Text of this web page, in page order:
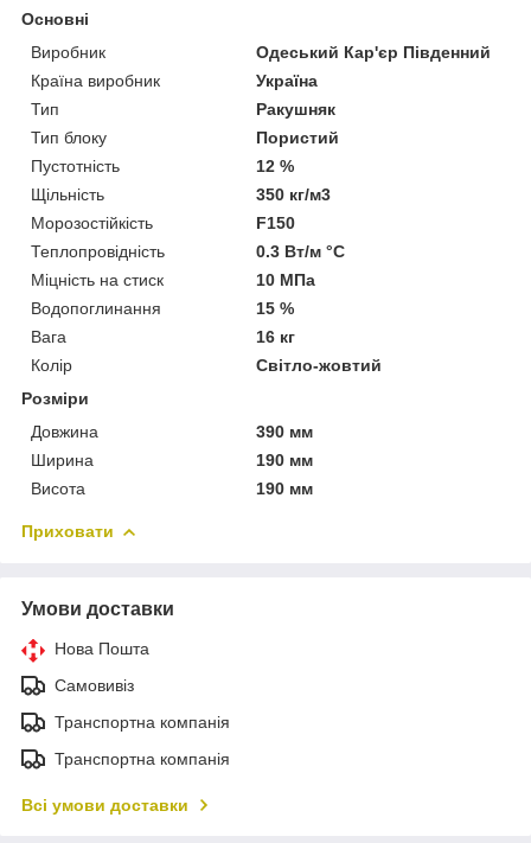
Основні
Виробник
Одеський Кар'єр Південний
Країна виробник
Україна
Тип
Ракушняк
Тип блоку
Пористий
Пустотність
12 %
Щільність
350 кг/м3
Морозостійкість
F150
Теплопровідність
0.3 Вт/м °С
Міцність на стиск
10 МПа
Водопоглинання
15 %
Вага
16 кг
Колір
Світло-жовтий
Розміри
Довжина
390 мм
Ширина
190 мм
Висота
190 мм
Приховати
Умови доставки
Нова Пошта
Самовивіз
Транспортна компанія
Транспортна компанія
Всі умови доставки